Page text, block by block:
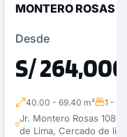
MONTERO ROSAS
Desde
S/ 264,000
40.00 - 69.40 m² 1 - 3
Jr. Montero Rosas
de Lima, Cercado de